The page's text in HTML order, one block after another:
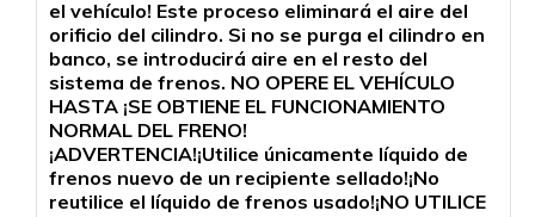
el vehículo! Este proceso eliminará el aire del
orificio del cilindro. Si no se purga el cilindro en
banco, se introducirá aire en el resto del
sistema de frenos. NO OPERE EL VEHÍCULO
HASTA ¡SE OBTIENE EL FUNCIONAMIENTO
NORMAL DEL FRENO!
¡ADVERTENCIA!¡Utilice únicamente líquido de
frenos nuevo de un recipiente sellado!¡No
reutilice el líquido de frenos usado!¡NO UTILICE